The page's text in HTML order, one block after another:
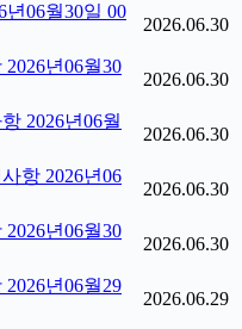
06월30일 00
2026.06.30
년06월30
2026.06.30
2026년06월
2026.06.30
항 2026년06
2026.06.30
년06월30
2026.06.30
년06월29
2026.06.29